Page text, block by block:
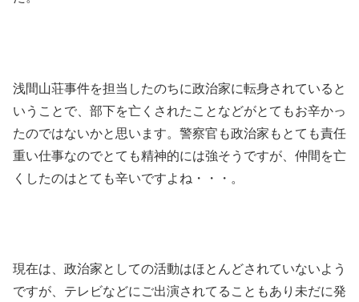
浅間山荘事件を担当したのちに政治家に転身されていると
いうことで、部下を亡くされたことなどがとてもお辛かっ
たのではないかと思います。警察官も政治家もとても責任
重い仕事なのでとても精神的には強そうですが、仲間を亡
くしたのはとても辛いですよね・・・。
現在は、政治家としての活動はほとんどされていないよう
ですが、テレビなどにご出演されてることもあり未だに発